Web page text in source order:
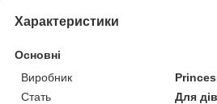
Характеристики
Основні
Виробник
Стать
Для